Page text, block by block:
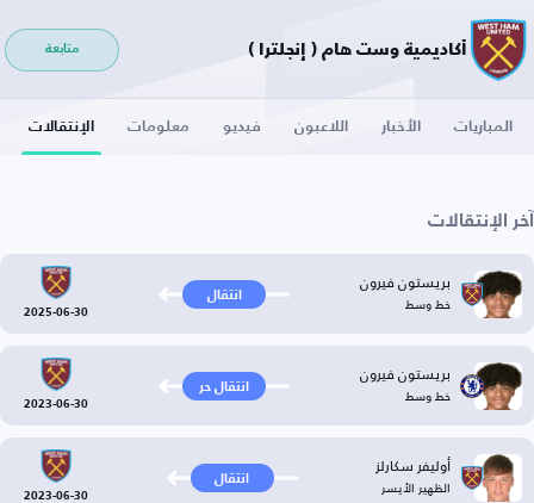
أكاديمية وست هام ( إنجلترا ) متابعة
المباريات الأخبار اللاعبون فيديو معلومات الإنتقالات
آخر الإنتقالات
بريستون فيرون
خط وسط انتقال
2025-06-30
بريستون فيرون
خط وسط انتقال حر
2023-06-30
أوليفر سكارلز
الظهير الأيسر انتقال
2023-06-30